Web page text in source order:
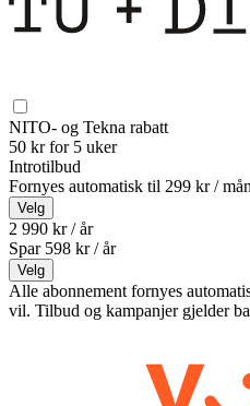
NITO- og Tekna rabatt
50 kr for 5 uker
Introtilbud
Fornyes automatisk til 299 kr /
Velg
2 990 kr / år
Spar 598 kr /år
Velg
Alle abonnement fornyes
vil. Tilbud og kampanjer gjelder